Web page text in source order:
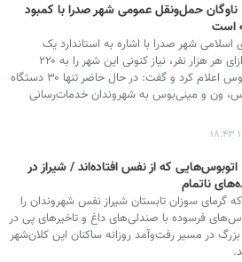
ناوگان حمل‌ونقل عمومی شهر صدرا با کمبود
است
شهر صدرا با اشاره به استاندارد یک
اتوبوس به ازای هر هزار نفر، نیاز کنونی این شهر را به ۲۲۰
دستگاه اتوبوس اعلام کرد و گفت: در حال حاضر تنها ۳۰ دستگاه
ون و مینی‌بوس به شهروندان خدمات‌رسانی
اتوبوس‌هایی که از نفس افتاده‌اند / شیراز در
ناتمام
گرمای سوزان تابستان شیراز نفس شهروندان را
فرسوده با صندلی‌های داغ‌ و تاخیرهای پی در
در مسیر رفت‌وآمد روزانه ساکنان این کلان‌شهر